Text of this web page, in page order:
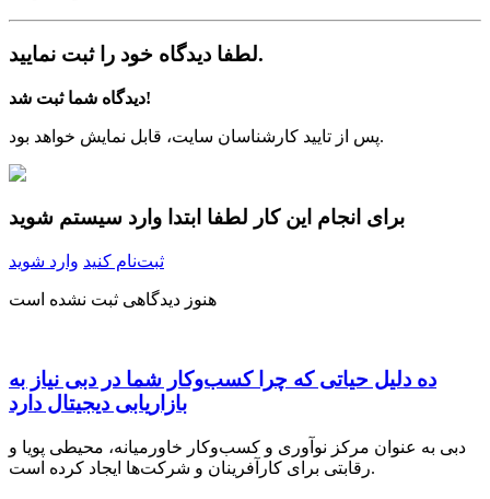
لطفا دیدگاه خود را ثبت نمایید.
دیدگاه شما ثبت شد!
پس از تایید کارشناسان سایت، قابل نمایش خواهد بود.
برای انجام این کار لطفا ابتدا وارد سیستم شوید
ثبت‌نام کنید وارد شوید
هنوز دیدگاهی ثبت نشده است
ده دلیل حیاتی که چرا کسب‌وکار شما در دبی نیاز به
بازاریابی دیجیتال دارد
دبی به عنوان مرکز نوآوری و کسب‌وکار خاورمیانه، محیطی پویا و
رقابتی برای کارآفرینان و شرکت‌ها ایجاد کرده است.